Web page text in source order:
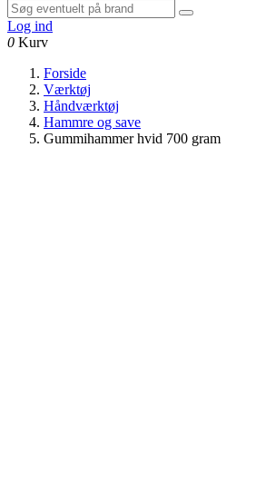
Log ind
0 Kurv
Forside
Værktøj
Håndværktøj
Hammre og save
Gummihammer hvid 700 gram